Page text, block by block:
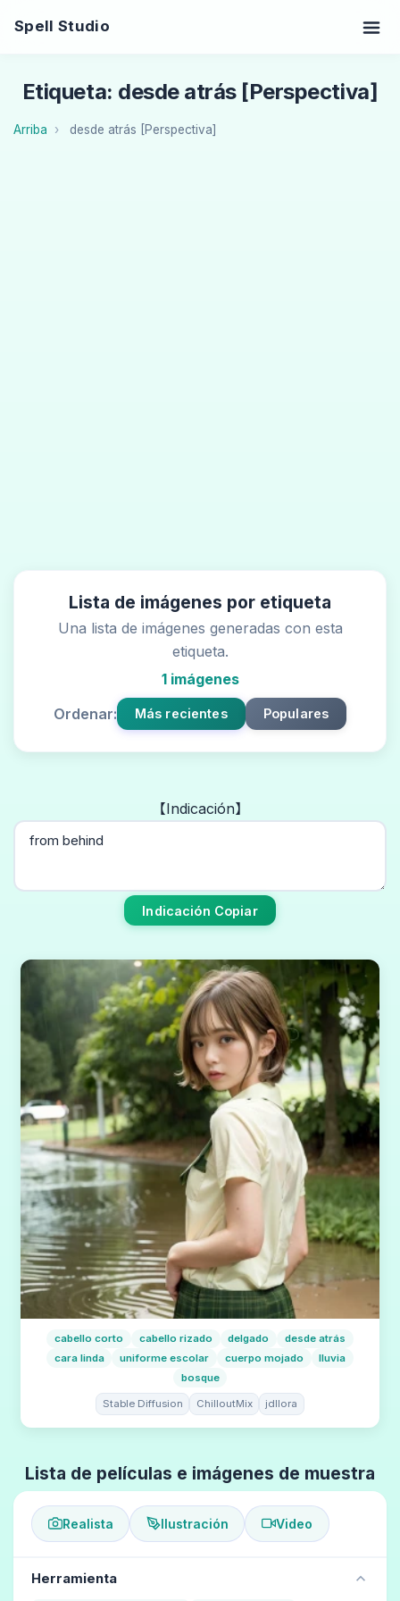
Spell Studio
Etiqueta: desde atrás [Perspectiva]
Arriba desde atrás [Perspectiva]
Lista de imágenes por etiqueta
Una lista de imágenes generadas con esta
etiqueta.
1 imágenes
Ordenar:
Más recientes Populares
【Indicación】
Indicación Copiar
cabello corto cabello rizado delgado
desde atrás
cara linda
uniforme escolar cuerpo mojado
lluvia
bosque
Stable Diffusion ChilloutMix jdllora
Lista de películas e imágenes de muestra
Realista Ilustración Video
Herramienta